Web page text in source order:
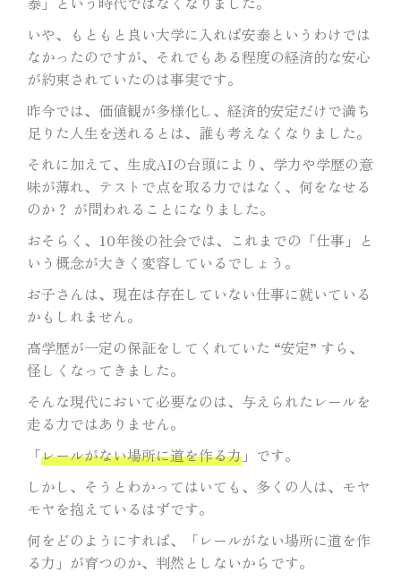
いや、もともと良い大学に入れば安泰というわけでは
なかったのですが、それでもある程度の経済的な安心
が約束されていたのは事実です。
昨今では、価値観が多様化し、経済的安定だけで満ち
足りた人生を送れるとは、誰も考えなくなりました。
それに加えて、生成AIの台頭により、学力や学歴の意
味が薄れ、テストで点を取る力ではなく、何をなせる
のか？ が問われることになりました。
おそらく、10年後の社会では、これまでの「仕事」と
いう概念が大きく変容しているでしょう。
お子さんは、現在は存在していない仕事に就いている
かもしれません。
高学歴が一定の保証をしてくれていた “安定” すら、
怪しくなってきました。
そんな現代において必要なのは、与えられたレールを
走る力ではありません。
「レールがない場所に道を作る力 」です。
しかし、そうとわかってはいても、多くの人は、モヤ
モヤを抱えているはずです。
何をどのようにすれば、「レールがない場所に道を作
る力」が育つのか、判然としないからです。